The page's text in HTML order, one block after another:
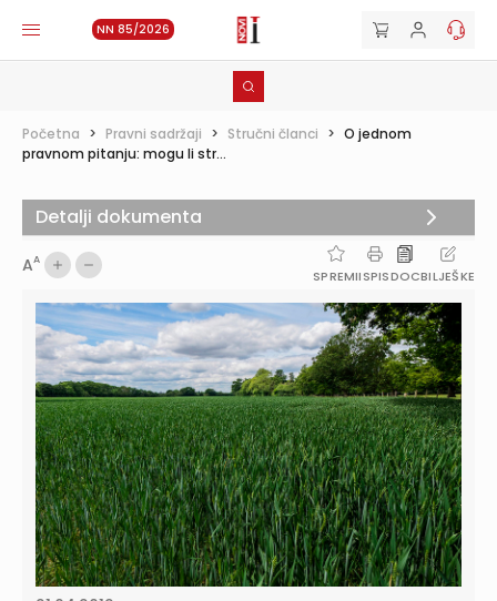
NN 85/2026
Početna > Pravni sadržaji > Stručni članci > O jednom
pravnom pitanju: mogu li str...
AA
SPREMIISPISDOCBILJEŠKE
Detalji dokumenta